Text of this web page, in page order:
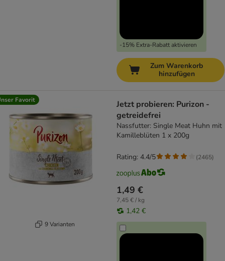
-15% Extra-Rabatt aktivieren
Zum Warenkorb
hinzufügen
Favorit
9 Varianten
Jetzt probieren: Purizon -
getreidefrei
Nassfutter: Single Meat Huhn mit
Kamilleblüten 1 x 200g
1,49 €
7,45 € / kg
1,42 €
Rating: 4.4/5 (2465)